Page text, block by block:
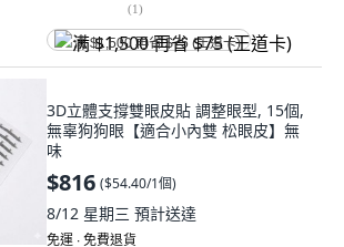
(1)
满 $1,500 再省 $75 (王道卡)
3D立體支撐雙眼皮貼 調整眼型, 15個,
無辜狗狗眼【適合小內雙 松眼皮】無
味
$816 ($54.40/1個)
8/12 星期三 預計送達
免運 ∙ 免費退貨